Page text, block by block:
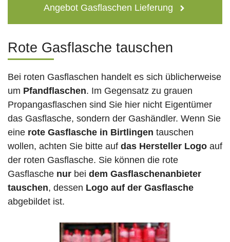
Angebot Gasflaschen Lieferung
Rote Gasflasche tauschen
Bei roten Gasflaschen handelt es sich üblicherweise
um Pfandflaschen. Im Gegensatz zu grauen
Propangasflaschen sind Sie hier nicht Eigentümer
das Gasflasche, sondern der Gashändler. Wenn Sie
eine rote Gasflasche in Birtlingen tauschen
wollen, achten Sie bitte auf das Hersteller Logo auf
der roten Gasflasche. Sie können die rote
Gasflasche nur bei dem Gasflaschenanbieter
tauschen, dessen Logo auf der Gasflasche
abgebildet ist.